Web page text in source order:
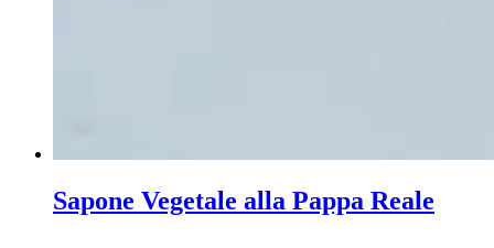
Sapone Vegetale alla Pappa Reale